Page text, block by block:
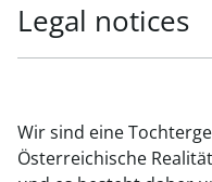
Legal notices
Wir sind eine
Österreichische